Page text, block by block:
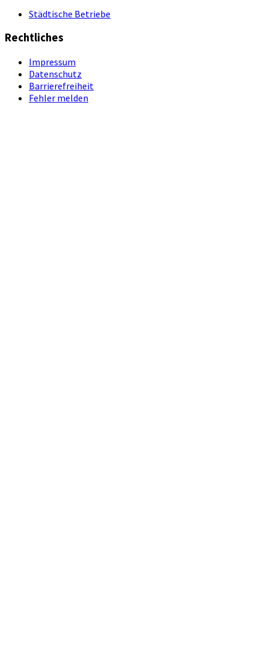
Städtische Betriebe
Rechtliches
Impressum
Datenschutz
Barrierefreiheit
Fehler melden